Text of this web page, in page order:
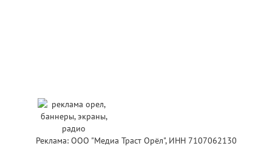
Реклама: ООО "Медиа Траст Орёл", ИНН 7107062130